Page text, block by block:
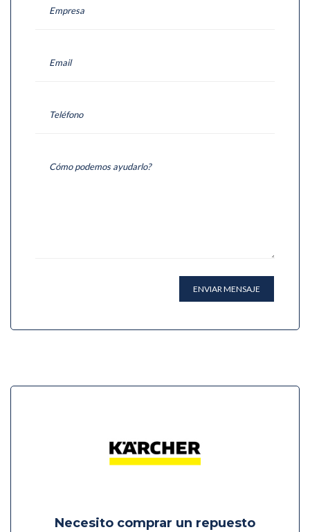
ENVIAR MENSAJE
Necesito comprar un repuesto